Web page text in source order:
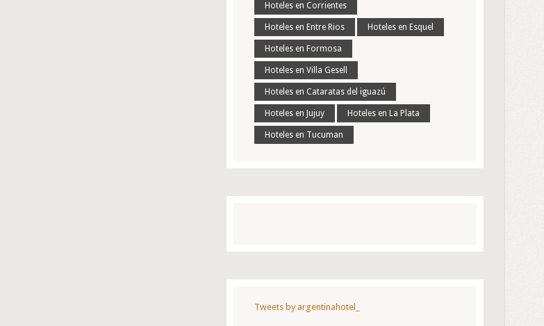
Hoteles en Corrientes
Hoteles en Entre Rios Hoteles en Esquel
Hoteles en Formosa
Hoteles en Villa Gesell
Hoteles en Cataratas del iguazú
Hoteles en Jujuy Hoteles en La Plata
Hoteles en Tucuman
Tweets by argentinahotel_